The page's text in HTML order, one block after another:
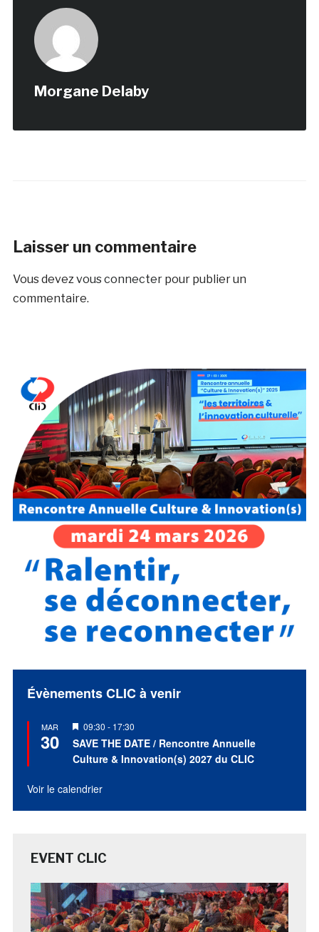
Morgane Delaby
Laisser un commentaire
Vous devezvous connecterpour publier un
commentaire.
Évènements CLIC à venir
MAR
30
Mis
en
avant
09:30 - 17:30
SAVE THE DATE / Rencontre Annuelle
Culture & Innovation(s) 2027 du CLIC
Voir le calendrier
EVENT CLIC